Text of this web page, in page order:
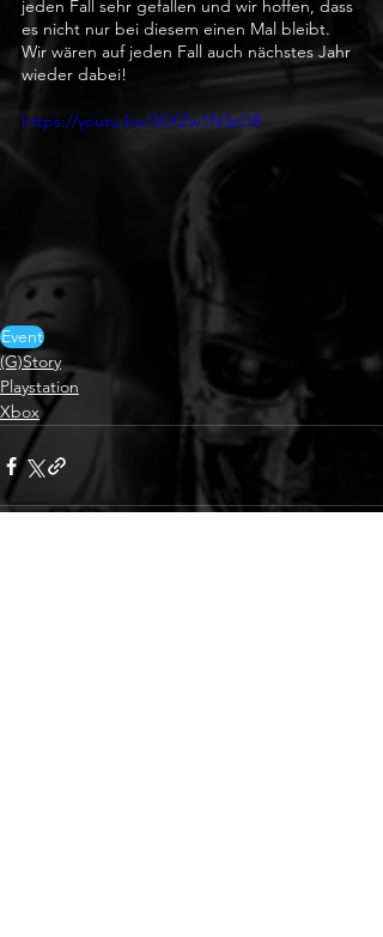
jeden Fall sehr gefallen und wir hoffen, dass
es nicht nur bei diesem einen Mal bleibt.
Wir wären auf jeden Fall auch nächstes Jahr
wieder dabei!
https://youtu.be/3SXZw1N3zO8
Event
(G)Story
Playstation
Xbox